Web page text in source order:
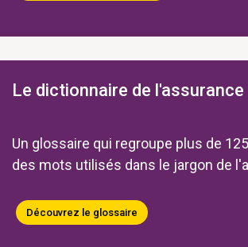
Le dictionnaire de l'assurance
Un glossaire qui regroupe plus de
des mots utilisés dans le jargon de
Découvrez le glossaire